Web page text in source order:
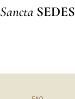
Sancta SEDES